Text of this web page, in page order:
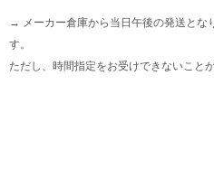
→ メーカー倉庫から当日午後の発送とな
す。
ただし、時間指定をお受けできないこと